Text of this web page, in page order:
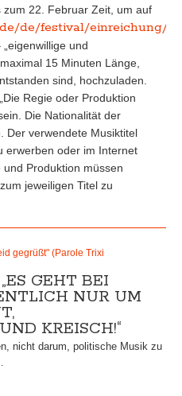
22. Februar Zeit, um auf
de/festival/einreichung/
und
15 Minuten Länge,
sind, hochzuladen.
Regie oder Produktion
Die Nationalität der
Der verwendete Musiktitel
erwerben oder im Internet
Produktion müssen
jeweiligen Titel zu
gegrüßt" (Parole Trixi
GEHT BEI
NUR UM
KREISCH!“
nicht darum, politische Musik zu